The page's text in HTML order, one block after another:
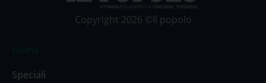
Copyright 2026 ©Il popolo
Speciali